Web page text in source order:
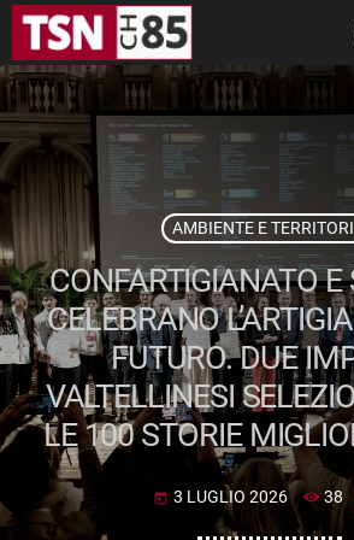
AMBIENTE E
CONFARTIGIANATO
CELEBRANO
FUTURO. DUE
VALTELLINESI
LE 100 STORIE
today 3 LUGLIO 2026 38